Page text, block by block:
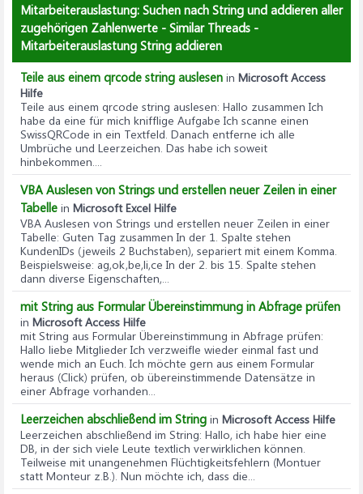
Mitarbeiterauslastung: Suchen nach String und addieren aller
zugehörigen Zahlenwerte - Similar Threads -
Mitarbeiterauslastung String addieren
Teile aus einem qrcode string auslesen in Microsoft Access
Hilfe
Teile aus einem qrcode string auslesen: Hallo zusammen Ich
habe da eine für mich knifflige Aufgabe Ich scanne einen
SwissQRCode in ein Textfeld. Danach entferne ich alle
Umbrüche und Leerzeichen. Das habe ich soweit
hinbekommen....
VBA Auslesen von Strings und erstellen neuer Zeilen in einer
Tabelle in Microsoft Excel Hilfe
VBA Auslesen von Strings und erstellen neuer Zeilen in einer
Tabelle: Guten Tag zusammen In der 1. Spalte stehen
KundenIDs (jeweils 2 Buchstaben), separiert mit einem Komma.
Beispielsweise: ag,ok,be,li,ce In der 2. bis 15. Spalte stehen
dann diverse Eigenschaften,...
mit String aus Formular Übereinstimmung in Abfrage prüfen
in Microsoft Access Hilfe
mit String aus Formular Übereinstimmung in Abfrage prüfen:
Hallo liebe Mitglieder Ich verzweifle wieder einmal fast und
wende mich an Euch. Ich möchte gern aus einem Formular
heraus (Click) prüfen, ob übereinstimmende Datensätze in
einer Abfrage vorhanden...
Leerzeichen abschließend im String in Microsoft Access Hilfe
Leerzeichen abschließend im String: Hallo, ich habe hier eine
DB, in der sich viele Leute textlich verwirklichen können.
Teilweise mit unangenehmen Flüchtigkeitsfehlern (Montuer
statt Monteur z.B.). Nun möchte ich, dass die...